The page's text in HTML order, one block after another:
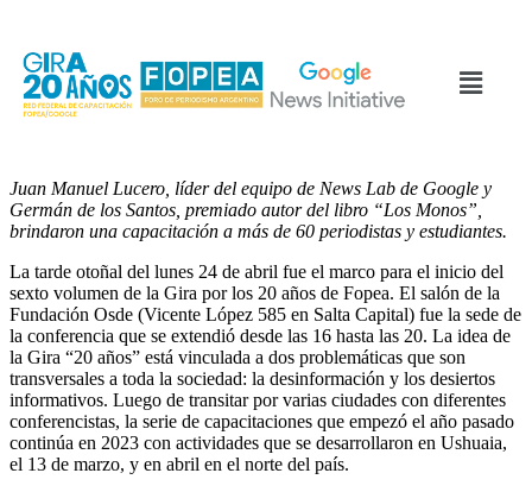
Juan Manuel Lucero, líder del equipo de News Lab de Google y
Germán de los Santos, premiado autor del libro “Los Monos”,
brindaron una capacitación a más de 60 periodistas y estudiantes.
La tarde otoñal del lunes 24 de abril fue el marco para el inicio del
sexto volumen de la Gira por los 20 años de Fopea. El salón de la
Fundación Osde (Vicente López 585 en Salta Capital) fue la sede de
la conferencia que se extendió desde las 16 hasta las 20. La idea de
la Gira “20 años” está vinculada a dos problemáticas que son
transversales a toda la sociedad: la desinformación y los desiertos
informativos. Luego de transitar por varias ciudades con diferentes
conferencistas, la serie de capacitaciones que empezó el año pasado
continúa en 2023 con actividades que se desarrollaron en Ushuaia,
el 13 de marzo, y en abril en el norte del país.